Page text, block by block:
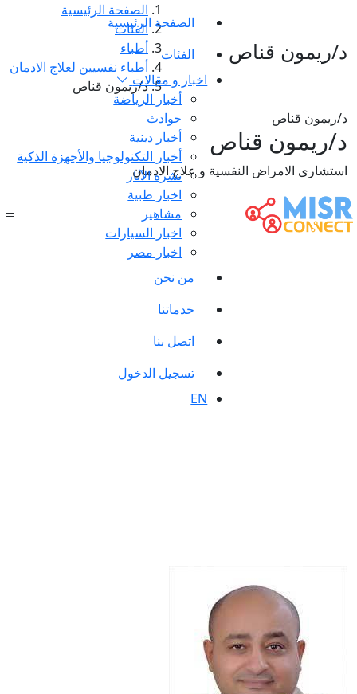
الصفحة الرئيسية
الفئات
اخبار و مقالات
أخبار الرياضة
حوادث
أخبار دينية
أخبار التكنولوجيا والأجهزة الذكية
نشرة الآثار
اخبار طبية
مشاهير
اخبار السيارات
اخبار مصر
من نحن
خدماتنا
اتصل بنا
تسجيل الدخول
EN
د/ريمون قناص
الصفحة الرئيسية
الفئات
أطباء
أطباء نفسيين لعلاج الادمان
د/ريمون قناص
د/ريمون قناص
د/ريمون قناص
استشارى الامراض النفسية و علاج الادمان